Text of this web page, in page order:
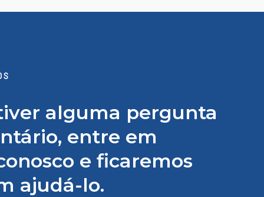
alguma pergunta
entre em
e ficaremos
ajudá-lo.